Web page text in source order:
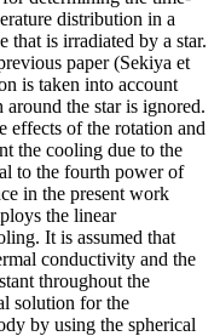
distribution in a
that is irradiated by a star.
paper (Sekiya et
is taken into account
the star is ignored.
effects of the rotation and
the cooling due to the
to the fourth power of
in the present work
the linear
It is assumed that
conductivity and the
throughout the
solution for the
by using the spherical